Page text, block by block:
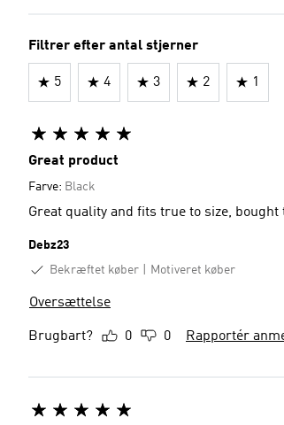
Filtrer efter antal stjerner
5 4 3 2 1
Great product
Farve: Black
Great quality and fits true to size,
Debz23
Bekræftet køber
Motiveret køber
Oversættelse
Brugbart? 0 0 Rapportér